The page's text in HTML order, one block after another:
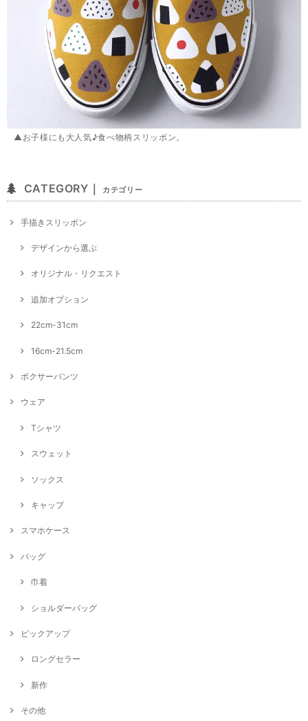
▲お子様にも大人気♪食べ物柄スリッポン。
CATEGORY｜ カテゴリー
手描きスリッポン
デザインから選ぶ
オリジナル・リクエスト
追加オプション
22cm-31cm
16cm-21.5cm
ボクサーパンツ
ウェア
Tシャツ
スウェット
ソックス
キャップ
スマホケース
バッグ
巾着
ショルダーバッグ
ピックアップ
ロングセラー
新作
その他